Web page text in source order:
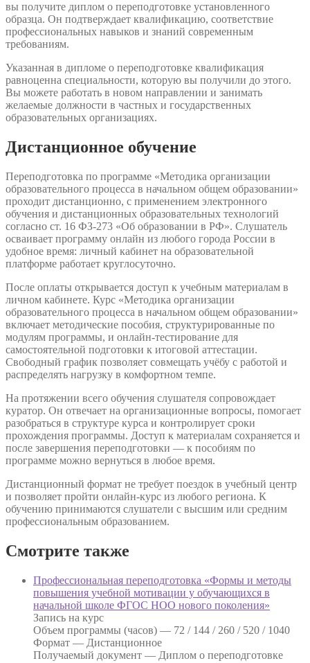
вы получите диплом о переподготовке установленного
образца. Он подтверждает квалификацию, соответствие
профессиональных навыков и знаний современным
требованиям.
Указанная в дипломе о переподготовке квалификация
равноценна специальности, которую вы получили до этого.
Вы можете работать в новом направлении и занимать
желаемые должности в частных и государственных
образовательных организациях.
Дистанционное обучение
Переподготовка по программе «Методика организации
образовательного процесса в начальном общем образовании»
проходит дистанционно, с применением электронного
обучения и дистанционных образовательных технологий
согласно ст. 16 ФЗ-273 «Об образовании в РФ». Слушатель
осваивает программу онлайн из любого города России в
удобное время: личный кабинет на образовательной
платформе работает круглосуточно.
После оплаты открывается доступ к учебным материалам в
личном кабинете. Курс «Методика организации
образовательного процесса в начальном общем образовании»
включает методические пособия, структурированные по
модулям программы, и онлайн-тестирование для
самостоятельной подготовки к итоговой аттестации.
Свободный график позволяет совмещать учёбу с работой и
распределять нагрузку в комфортном темпе.
На протяжении всего обучения слушателя сопровождает
куратор. Он отвечает на организационные вопросы, помогает
разобраться в структуре курса и контролирует сроки
прохождения программы. Доступ к материалам сохраняется и
после завершения переподготовки — к пособиям по
программе можно вернуться в любое время.
Дистанционный формат не требует поездок в учебный центр
и позволяет пройти онлайн-курс из любого региона. К
обучению принимаются слушатели с высшим или средним
профессиональным образованием.
Смотрите также
Профессиональная переподготовка «Формы и методы
повышения учебной мотивации у обучающихся в
начальной школе ФГОС НОО нового поколения»
Запись на курс
Объем программы (часов) — 72 / 144 / 260 / 520 / 1040
Формат — Дистанционное
Получаемый документ — Диплом о переподготовке